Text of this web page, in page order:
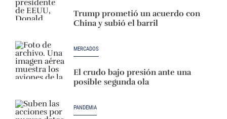
Trump prometió un acuerdo con
China y subió el barril
MERCADOS
El crudo bajo presión ante una
posible segunda ola
PANDEMIA